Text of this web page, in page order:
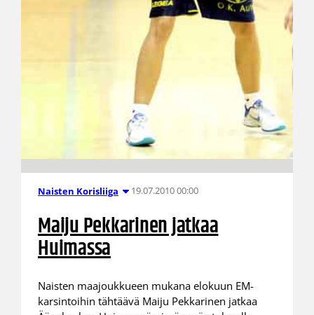
Naisten Korisliiga 19.07.2010 00:00
Maiju Pekkarinen jatkaa
Huimassa
Naisten maajoukkueen mukana elokuun EM-
karsintoihin tähtäävä Maiju Pekkarinen jatkaa